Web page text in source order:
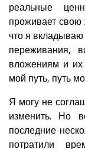
реальные
проживает свою
что я
переживания,
вложениям и
мой путь, путь
Я могу не
изменить. Но
последние
потратили